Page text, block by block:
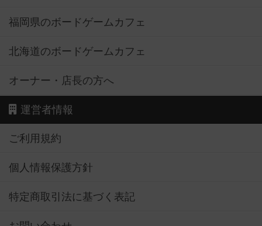
福岡県のボードゲームカフェ
北海道のボードゲームカフェ
オーナー・店長の方へ
運営者情報
ご利用規約
個人情報保護方針
特定商取引法に基づく表記